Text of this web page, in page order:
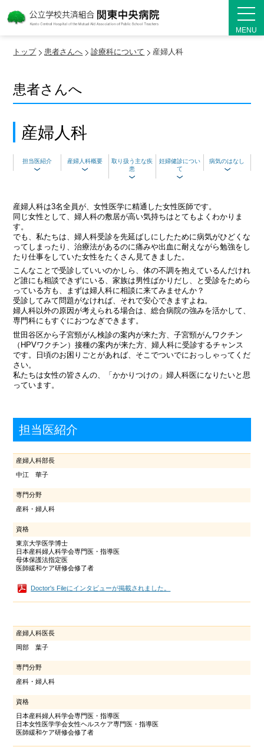
MENU
トップ 患者さんへ 診療科について 産婦人科
患者さんへ
産婦人科
担当医紹介 産婦人科概要
取り扱う主な疾
患
妊婦健診につい
て
病気のはなし
産婦人科は3名全員が、女性医学に精通した女性医師です。
同じ女性として、婦人科の敷居が高い気持ちはとてもよくわかりま
す。
でも、私たちは、婦人科受診を先延ばしにしたために病気がひどくな
ってしまったり、治療法があるのに痛みや出血に耐えながら勉強をし
たり仕事をしていた女性をたくさん見てきました。
こんなことで受診していいのかしら、体の不調を抱えているんだけれ
ど誰にも相談できずにいる、家族は男性ばかりだし、と受診をためら
っている方も、まずは婦人科に相談に来てみませんか？
受診してみて問題がなければ、それで安心できますよね。
婦人科以外の原因が考えられる場合は、総合病院の強みを活かして、
専門科にもすぐにおつなぎできます。
世田谷区から子宮頸がん検診の案内が来た方、子宮頸がんワクチン
（HPVワクチン）接種の案内が来た方、婦人科に受診するチャンス
です。日頃のお困りごとがあれば、そこでついでにおっしゃってくだ
さい。
私たちは女性の皆さんの、「かかりつけの」婦人科医になりたいと思
っています。
担当医紹介
産婦人科部長
中江 華子
専門分野
産科・婦人科
資格
東京大学医学博士
日本産科婦人科学会専門医・指導医
母体保護法指定医
医師緩和ケア研修会修了者
Doctor's Fileにインタビューが掲載されました。
産婦人科医長
岡部 葉子
専門分野
産科・婦人科
資格
日本産科婦人科学会専門医・指導医
日本女性医学学会女性ヘルスケア専門医・指導医
医師緩和ケア研修会修了者